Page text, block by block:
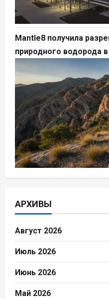
Mantle8 получила
природного водорода
АРХИВЫ
Август 2026
Июль 2026
Июнь 2026
Май 2026